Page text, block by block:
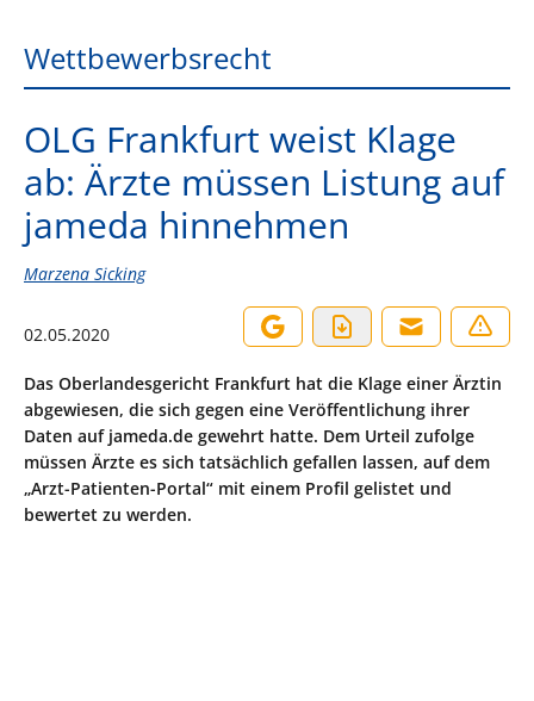
Wettbewerbsrecht
OLG Frankfurt weist Klage
ab: Ärzte müssen Listung auf
jameda hinnehmen
Marzena Sicking
02.05.2020
Das Oberlandesgericht Frankfurt hat die Klage einer Ärztin
abgewiesen, die sich gegen eine Veröffentlichung ihrer
Daten auf jameda.de gewehrt hatte. Dem Urteil zufolge
müssen Ärzte es sich tatsächlich gefallen lassen, auf dem
„Arzt-Patienten-Portal“ mit einem Profil gelistet und
bewertet zu werden.